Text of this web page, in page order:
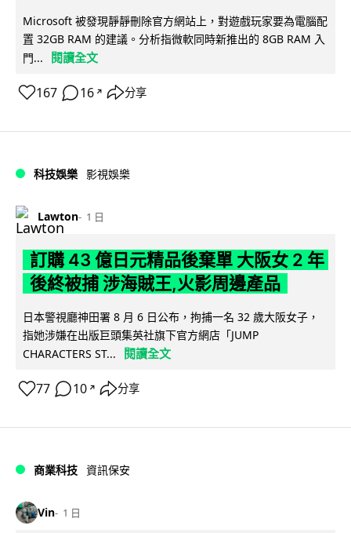
Microsoft 被發現靜靜刪除官方網站上，對遊戲玩家要為電腦配
置 32GB RAM 的建議。分析指微軟同時新推出的 8GB RAM 入
門...
閱讀全文
167 16 ↗ 分享
科技娛樂 影視娛樂
Lawton 1 日
訂購 43 億日元精品後棄單 大阪女 2 年
後終被捕 涉海賊王,火影周邊產品
日本警視廳神田署 8 月 6 日公布，拘捕一名 32 歲大阪女子，
指她涉嫌在出版巨頭集英社旗下官方網店「JUMP
CHARACTERS ST...
閱讀全文
77 10 ↗ 分享
商業科技 資訊保安
Vin 1 日